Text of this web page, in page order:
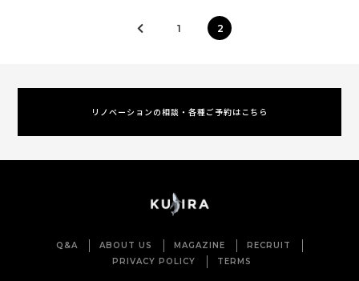
1 2
リノベーションの相談・各種ご予約はこちら
Q&A ABOUT US MAGAZINE
RECRUIT
PRIVACY POLICY
TERMS